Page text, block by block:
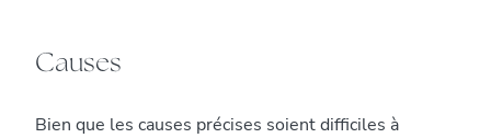
Causes
Bien que les causes précises soient difficiles à